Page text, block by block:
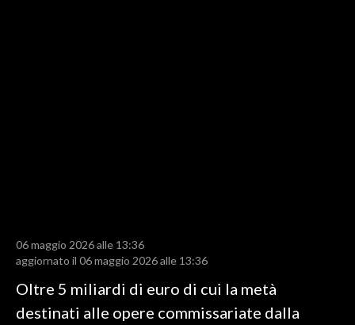
BASKET
06 maggio 2026 alle 13:36
aggiornato il 06 maggio 2026 alle 13:36
Oltre 5 miliardi di euro di cui la metà
destinati alle opere commissariate dalla